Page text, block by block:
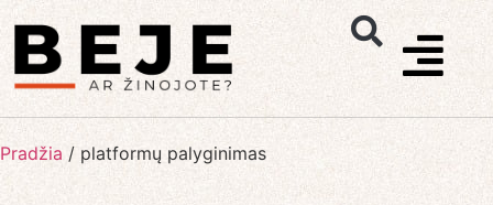
Pradžia / platformų palyginimas